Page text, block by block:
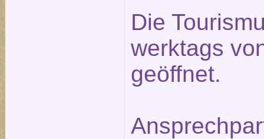
Die
werktags
geöffnet.